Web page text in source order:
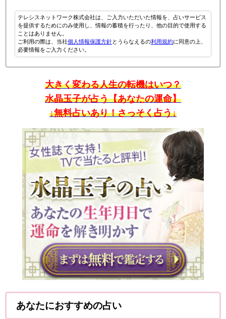
テレシスネットワーク株式会社は、ご入力いただいた情報を、占いサービス
を提供するためにのみ使用し、情報の蓄積を行ったり、他の目的で使用する
ことはありません。
ご利用の際は、当社個人情報保護方針とうらなえるの利用規約に同意の上、
必要情報をご入力ください。
大きく変わる人生の転機はいつ？
水晶玉子が占う【あなたの運命】
↓無料占いあり！さっそく占う↓
あなたにおすすめの占い